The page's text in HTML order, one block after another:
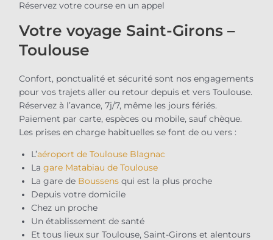
Réservez votre course en un appel
Votre voyage Saint-Girons –
Toulouse
Confort, ponctualité et sécurité sont nos engagements
pour vos trajets aller ou retour depuis et vers Toulouse.
Réservez à l’avance, 7j/7, même les jours fériés.
Paiement par carte, espèces ou mobile, sauf chèque.
Les prises en charge habituelles se font de ou vers :
L’aéroport de Toulouse Blagnac
La gare Matabiau de Toulouse
La gare de Boussensqui est la plus proche
Depuis votre domicile
Chez un proche
Un établissement de santé
Et tous lieux sur Toulouse, Saint-Girons et alentours